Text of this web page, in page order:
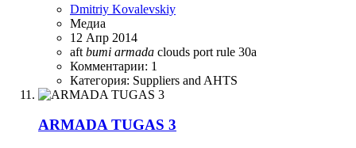
Dmitriy Kovalevskiy
Медиа
12 Апр 2014
aft bumi armada clouds port rule 30a
Комментарии: 1
Категория: Suppliers and AHTS
ARMADA TUGAS 3